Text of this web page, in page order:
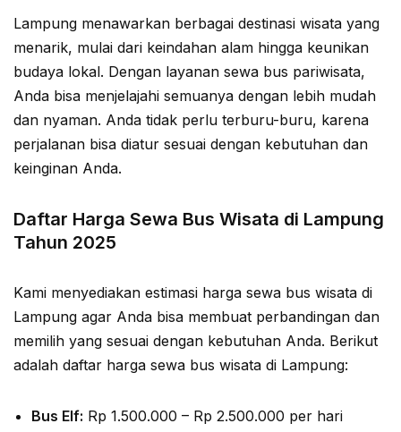
Lampung menawarkan berbagai destinasi wisata yang
menarik, mulai dari keindahan alam hingga keunikan
budaya lokal. Dengan layanan sewa bus pariwisata,
Anda bisa menjelajahi semuanya dengan lebih mudah
dan nyaman. Anda tidak perlu terburu-buru, karena
perjalanan bisa diatur sesuai dengan kebutuhan dan
keinginan Anda.
Daftar Harga Sewa Bus Wisata di Lampung
Tahun 2025
Kami menyediakan estimasi harga sewa bus wisata di
Lampung agar Anda bisa membuat perbandingan dan
memilih yang sesuai dengan kebutuhan Anda. Berikut
adalah daftar harga sewa bus wisata di Lampung:
Bus Elf: Rp 1.500.000 – Rp 2.500.000 per hari